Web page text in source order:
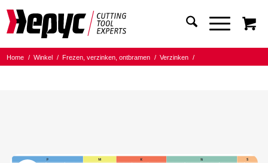
Home / Winkel / Frezen, verzinken, ontbramen / Verzinken
/